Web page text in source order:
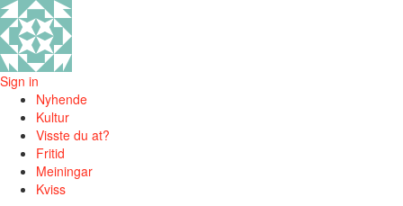
Sign in
Nyhende
Kultur
Visste du at?
Fritid
Meiningar
Kviss